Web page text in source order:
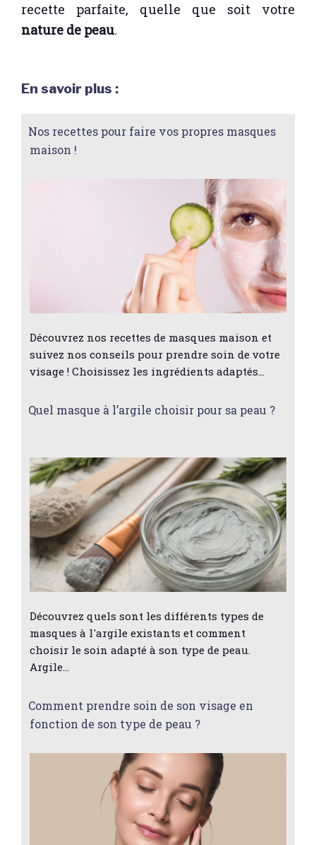
recette parfaite, quelle que soit votre
nature de peau.
En savoir plus :
Nos recettes pour faire vos propres masques
maison !
Découvrez nos recettes de masques maison et
suivez nos conseils pour prendre soin de votre
visage ! Choisissez les ingrédients adaptés…
Quel masque à l’argile choisir pour sa peau ?
Découvrez quels sont les différents types de
masques à l'argile existants et comment
choisir le soin adapté à son type de peau.
Argile…
Comment prendre soin de son visage en
fonction de son type de peau ?